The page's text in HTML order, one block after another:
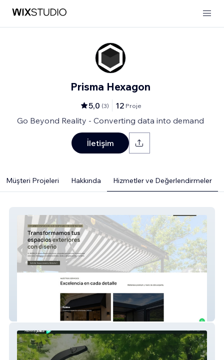
Prisma Hexagon
5,0 (3) 12 Proje
Go Beyond Reality - Converting data into demand
İletişim
Müşteri Projeleri Hakkında Hizmetler ve Değerlendirmeler